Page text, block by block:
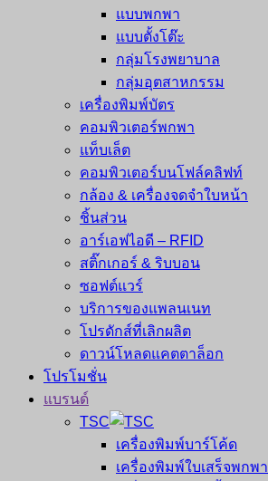
แบบพกพา
แบบตั้งโต๊ะ
กลุ่มโรงพยาบาล
กลุ่มอุตสาหกรรม
เครื่องพิมพ์บัตร
คอมพิวเตอร์พกพา
แท็บเล็ต
คอมพิวเตอร์บนโฟล์คลิฟท์
กล้อง & เครื่องจดจำใบหน้า
ชิ้นส่วน
อาร์เอฟไอดี – RFID
สติ๊กเกอร์ & ริบบอน
ซอฟต์แวร์
บริการของแพลนเนท
โปรดักส์ที่เลิกผลิต
ดาวน์โหลดแคตตาล็อก
โปรโมชั่น
แบรนด์
TSC
เครื่องพิมพ์บาร์โค้ด
เครื่องพิมพ์ใบเสร็จพกพา